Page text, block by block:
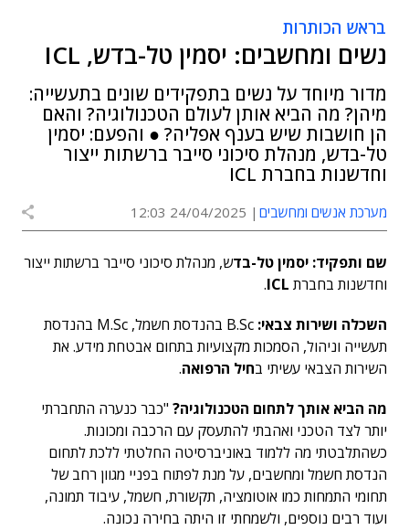
בראש הכותרות
נשים ומחשבים: יסמין טל-בדש, ICL
מדור מיוחד על נשים בתפקידים שונים בתעשייה:
מיהן? מה הביא אותן לעולם הטכנולוגיה? והאם
הן חושבות שיש בענף אפליה? ● והפעם: יסמין
טל-בדש, מנהלת סיכוני סייבר ברשתות ייצור
וחדשנות בחברת ICL
מערכת אנשים ומחשבים 24/04/2025 12:03
שם ותפקיד: יסמין טל-בדש, מנהלת סיכוני סייבר ברשתות ייצור
וחדשנות בחברת ICL
.
השכלה ושירות צבאי:
B.Sc בהנדסת חשמל, M.Sc בהנדסת
תעשייה וניהול, הסמכות מקצועיות בתחום אבטחת מידע. את
השירות הצבאי עשיתי בחיל הרפואה.
מה הביא אותך לתחום הטכנולוגיה? "כבר כנערה התחברתי
יותר לצד הטכני ואהבתי להתעסק עם הרכבה ומכונות.
כשהתלבטתי מה ללמוד באוניברסיטה החלטתי ללכת לתחום
הנדסת חשמל ומחשבים, על מנת לפתוח בפניי מגוון רחב של
תחומי התמחות כמו אוטומציה, תקשורת, חשמל, עיבוד תמונה,
ועוד רבים נוספים, ולשמחתי זו היתה בחירה נכונה.